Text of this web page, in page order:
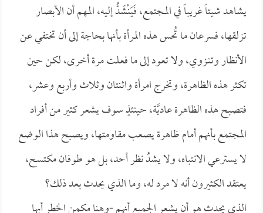
يشاهد شيئاً غريباً في المجتمع، فَيَنْشَدُّ إليه، المهم أن الأبصار
تزلقها، فسرعان ما تُحس هذه المرأة بأنها بحاجة إلى أن تختفي عن
الأنظار وتنـزوي، ولا تعود إلى ما فعلت مرة أخرى، لكن حين
تكثر هذه الظاهرة، وتخرج امرأة واثنتان وثلاث وأربع وعشر،
فتصبح هذه الظاهرة عاديَّة، حينئذٍ سوف يشعر كثير من أفراد
المجتمع بأنهم أمام ظاهرة يصعب مقاومتها، ويصبح هذا الوضع
لا يسترعي الانتباه، ولا يشدُ نظر أحد، بل هو طوفان مكتسح،
يعتقد الكثيرون أنه لا مرد له، وما الذي يحدث بعد ذلك؟